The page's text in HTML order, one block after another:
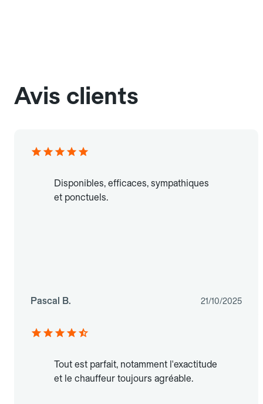
Avis clients
Disponibles, efficaces, sympathiques
et ponctuels.
Pascal B. 21/10/2025
Tout est parfait, notamment l'exactitude
et le chauffeur toujours agréable.